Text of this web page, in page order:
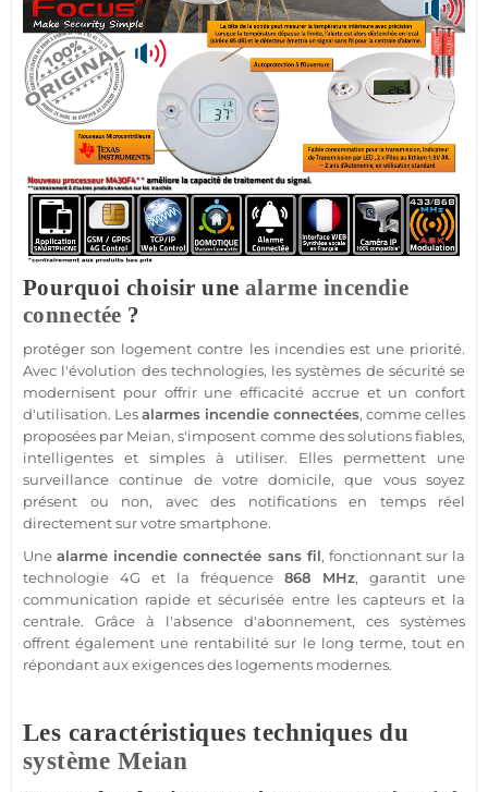
Pourquoi choisir une alarme incendie
connectée ?
protéger son logement contre les incendies est une priorité.
Avec l'évolution des technologies, les systèmes de sécuritése
modernisent pour offrir une efficacité accrue et un confort
d'utilisation. Lesalarmes incendie connectées, comme celles
proposées par Meian, s'imposent comme des solutions fiables,
intelligentes et simples à utiliser. Elles permettent une
surveillance continue de votre domicile, que vous soyez
présent ou non, avec des notifications en temps réel
directement sur votresmartphone.
Unealarme incendie connectée sans fil, fonctionnant sur la
technologie 4G et la fréquence 868 MHz, garantit une
communication rapide et sécurisée entre les capteurs et la
centrale. Grâce à l'absence d'abonnement, ces systèmes
offrent également une rentabilité sur le long terme, tout en
répondant aux exigences des logements modernes.
Les caractéristiques techniques du
système Meian